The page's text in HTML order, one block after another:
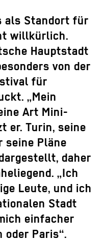
als Standort für
willkürlich.
Hauptstadt
von der
für
„Mein
Art Mini-
er. Turin, seine
seine Pläne
daher
„Ich
Leute, und ich
Stadt
einfacher
oder Paris“.